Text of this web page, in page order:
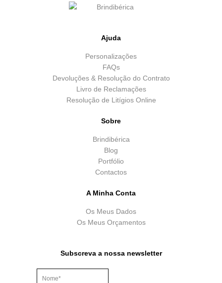
Ajuda
Personalizações
FAQs
Devoluções & Resolução do Contrato
Livro de Reclamações
Resolução de Litígios Online
Sobre
Brindibérica
Blog
Portfólio
Contactos
A Minha Conta
Os Meus Dados
Os Meus Orçamentos
Subscreva a nossa newsletter